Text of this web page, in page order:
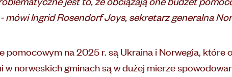
Ingrid Rosendorf Joys, sekretarz generalna
na 2025 r. są Ukraina i Norwegia, które
norweskich gminach są w dużej mierze